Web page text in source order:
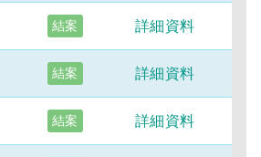
結案 詳細資料
結案 詳細資料
結案 詳細資料